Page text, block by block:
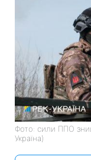
Фото: сили ППО
Україна)